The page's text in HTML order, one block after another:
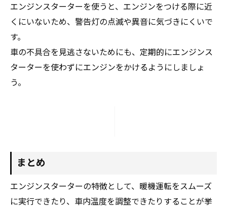
エンジンスターターを使うと、エンジンをつける際に近
くにいないため、警告灯の点滅や異音に気づきにくいで
す。
車の不具合を見逃さないためにも、定期的にエンジンス
ターターを使わずにエンジンをかけるようにしましょ
う。
まとめ
エンジンスターターの特徴として、暖機運転をスムーズ
に実行できたり、車内温度を調整できたりすることが挙